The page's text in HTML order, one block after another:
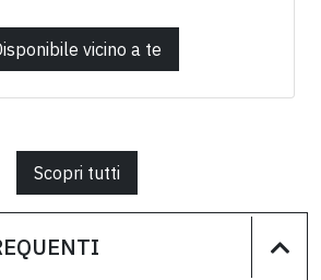
vicino a te
Scopri tutti